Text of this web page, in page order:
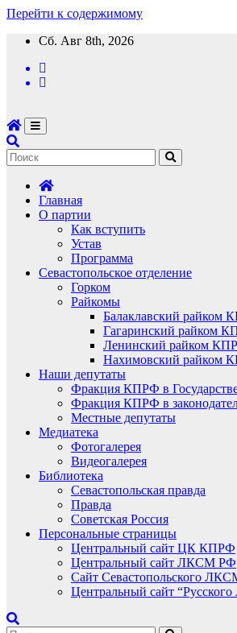
Перейти к содержимому
Сб. Авг 8th, 2026
Главная
О партии
Как вступить
Устав
Программа
Севастопольское отделение
Горком
Райкомы
Балаклавский райком
Гагаринский райком
Ленинский райком
Нахимовский райком
Наши депутаты
Фракция КПРФ в
Фракция КПРФ в
Местные депутаты
Медиатека
Фотогалерея
Видеогалерея
Библиотека
Севастопольская правда
Правда
Советская Россия
Персональные страницы
Центральный сайт ЦК КПРФ
Центральный сайт ЛКСМ РФ
Сайт Севастопольского
Центральный сайт “Русского